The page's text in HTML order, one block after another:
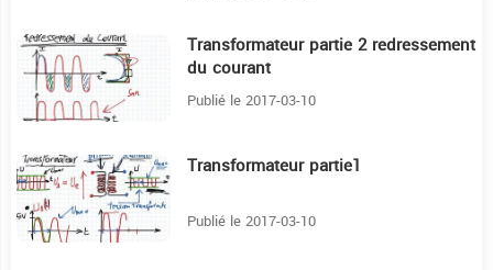
7:13 Transformateur partie 2 redressement
du courant
Publié le 2017-03-10
11:15 Transformateur partie1
Publié le 2017-03-10